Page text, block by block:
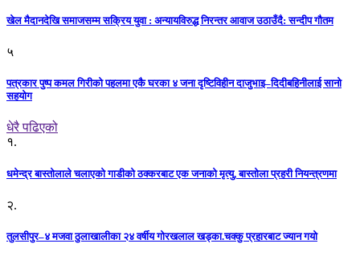
खेल मैदानदेखि समाजसम्म सक्रिय युवा : अन्यायविरुद्ध निरन्तर आवाज उठाउँदै: सन्दीप गौतम
५
पत्रकार पुष्प कमल गिरीको पहलमा एकै घरका ४ जना दृष्टिविहीन दाजुभाइ–दिदीबहिनीलाई सानो
सहयोग
धेरै पढिएको
१.
धमेन्द्र बास्तोलाले चलाएको गाडीको ठक्करबाट एक जनाको मृत्यु, बास्तोला प्रहरी नियन्त्रणमा
२.
तुलसीपुर–४ मजवा ठुलाखालीका २४ वर्षीय गोरखलाल खड्का.चक्कु प्रहारबाट ज्यान गयो